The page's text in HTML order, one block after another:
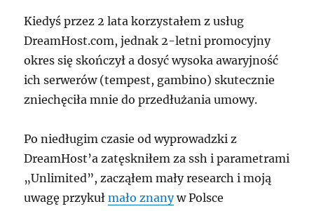
Kiedyś przez 2 lata korzystałem z usług
DreamHost.com, jednak 2-letni promocyjny
okres się skończył a dosyć wysoka awaryjność
ich serwerów (tempest, gambino) skutecznie
zniechęciła mnie do przedłużania umowy.
Po niedługim czasie od wyprowadzki z
DreamHost’a zatęskniłem za ssh i parametrami
„Unlimited”, zacząłem mały research i moją
uwagę przykułmało znanyw Polsce